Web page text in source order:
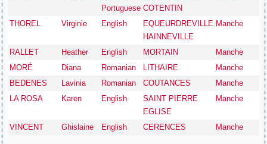
Portuguese COTENTIN
THOREL Virginie English
EQUEURDREVILLE
HAINNEVILLE
Manche
RALLET Heather English MORTAIN
Manche
MORÉ
Diana Romanian LITHAIRE
Manche
BEDENES
Lavinia Romanian COUTANCES
Manche
LA ROSA
Karen English
SAINT PIERRE
EGLISE
Manche
VINCENT Ghislaine English CERENCES Manche